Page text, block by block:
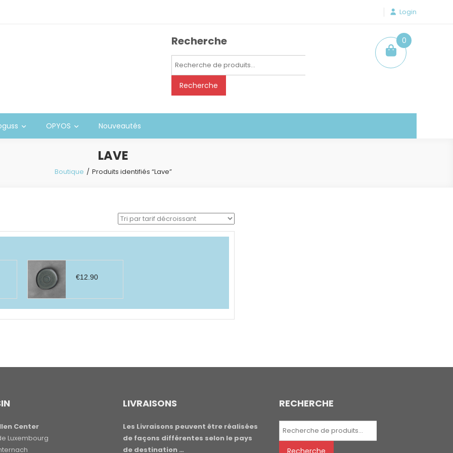
Login
Recherche
Recherche
Recherche
0
item
OPYOS Nouveautés
LAVE
Boutique Produits identifiés “Lave”
€12.90
Center
Luxembourg
LIVRAISONS
Les Livraisons peuvent être réalisées
de façons différentes selon le pays
de destination …
RECHERCHE
Recherche
Recherche